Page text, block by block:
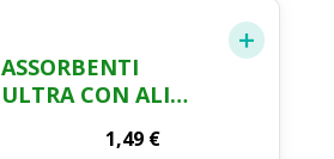
ASSORBENTI
ULTRA CON ALI
1,49 €